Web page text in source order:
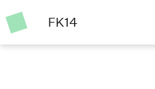
FK14